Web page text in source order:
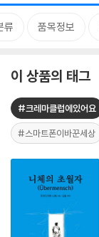
류 품목정보
이 상품의 태그
#크레마클럽에있어요
#스마트폰이바꾼세상